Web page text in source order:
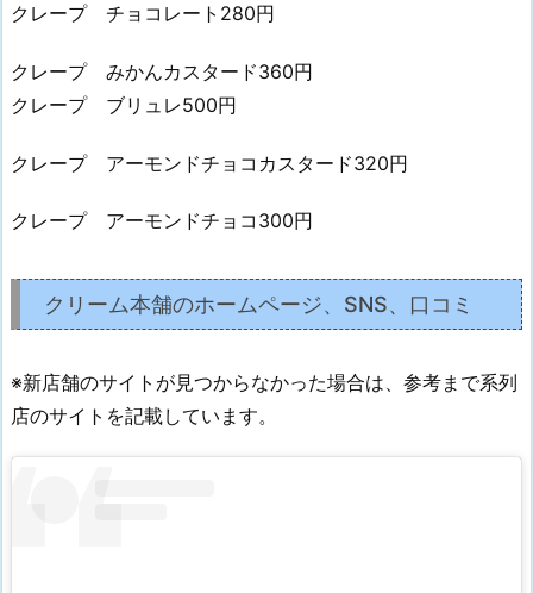
クレープ チョコレート280円
クレープ みかんカスタード360円
クレープ ブリュレ500円
クレープ アーモンドチョコカスタード320円
クレープ アーモンドチョコ300円
クリーム本舗のホームページ、SNS、口コミ
※新店舗のサイトが見つからなかった場合は、参考まで系列
店のサイトを記載しています。